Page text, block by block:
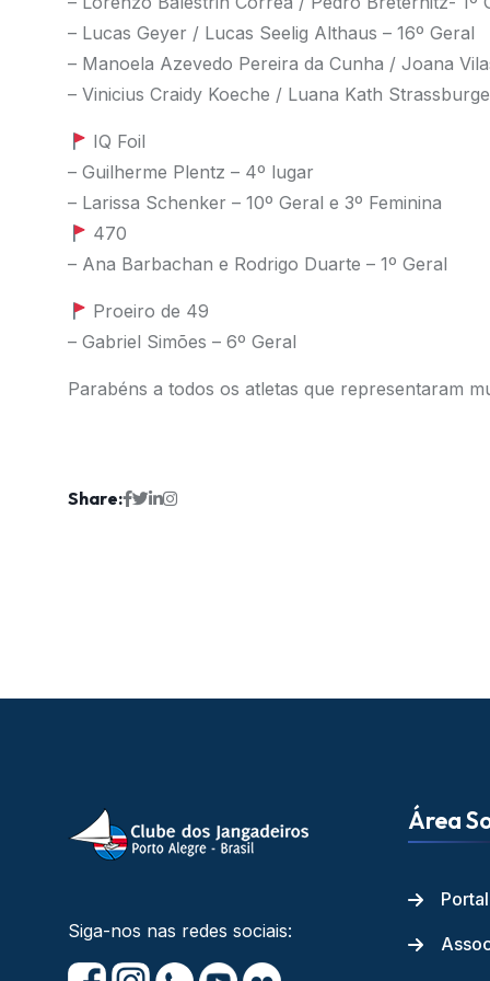
– Lucas Geyer / Lucas Seelig Althaus – 16º Geral
– Manoela Azevedo Pereira da Cunha / Joana
– Vinicius Craidy Koeche / Luana Kath
IQ Foil
– Guilherme Plentz – 4º lugar
– Larissa Schenker – 10º Geral e 3º Feminina
470
– Ana Barbachan e Rodrigo Duarte – 1º Geral
Proeiro de 49
– Gabriel Simões – 6º Geral
Parabéns a todos os atletas que representaram
Share:
Siga-nos nas redes sociais:
Área